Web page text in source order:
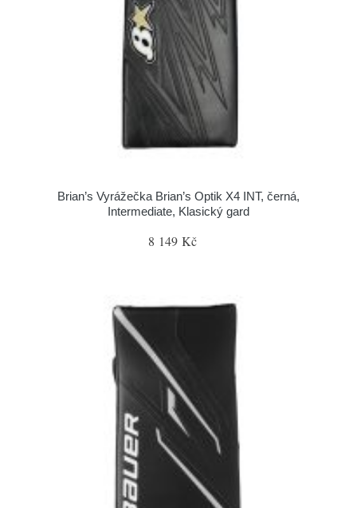
Brian’s Vyrážečka Brian’s Optik X4 INT, černá,
Intermediate, Klasický gard
8 149 Kč